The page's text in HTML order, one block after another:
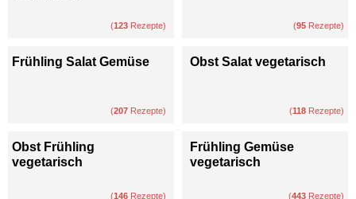
(123 Rezepte) (95 Rezepte)
Frühling Salat Gemüse
(207 Rezepte)
Obst Salat vegetarisch
(118 Rezepte)
Obst Frühling
vegetarisch
(146 Rezepte)
Frühling Gemüse
vegetarisch
(443 Rezepte)